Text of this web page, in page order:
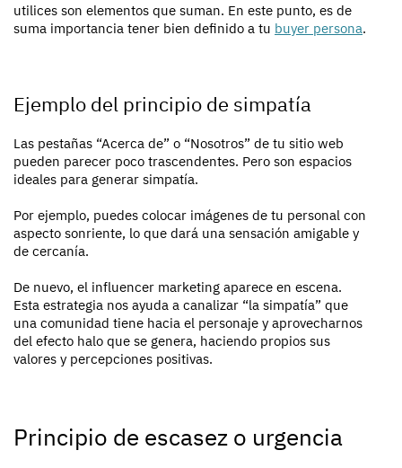
utilices son elementos que suman. En este punto, es de
suma importancia tener bien definido a tu buyer persona.
Ejemplo del principio de simpatía
Las pestañas “Acerca de” o “Nosotros” de tu sitio web
pueden parecer poco trascendentes. Pero son espacios
ideales para generar simpatía.
Por ejemplo, puedes colocar imágenes de tu personal con
aspecto sonriente, lo que dará una sensación amigable y
de cercanía.
De nuevo, el influencer marketing aparece en escena.
Esta estrategia nos ayuda a canalizar “la simpatía” que
una comunidad tiene hacia el personaje y aprovecharnos
del efecto halo que se genera, haciendo propios sus
valores y percepciones positivas.
Principio de escasez o urgencia